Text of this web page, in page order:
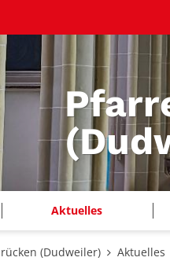
Aktuelles
(Dudweiler) Aktuelles